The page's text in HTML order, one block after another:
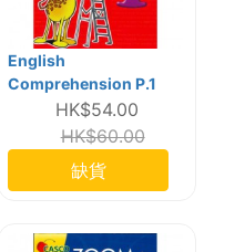
English
Comprehension P.1
HK$54.00
HK$60.00
缺貨